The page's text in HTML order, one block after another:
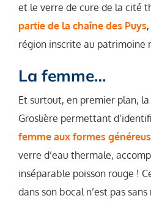
et le verre de cure de la cité
partie de la chaîne des Puys
région inscrite au patrimoine
La femme…
Et surtout, en premier plan,
Groslière permettant
femme aux formes
verre d’eau thermale,
inséparable poisson rouge !
dans son bocal n’est pas